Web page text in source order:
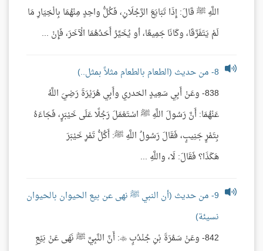
اللَّهِ ﷺ قَالَ: إِذَا تَبَايَعَ الرَّجُلَانِ، فَكُلُّ واحِدٍ مِنْهُمَا بِالْخِيَارِ مَا
لَمْ يَتَفَرَّقَا، وكَانَا جَمِيعًا، أو يُخَيِّرُ أَحَدُهُمَا الْآخَرَ، فَإِنْ ...
8- من حديث (الطعام بالطعام مثلاً بمثل..)
838- وعَنْ أَبِي سَعِيدٍ الخدري وأَبِي هُرَيْرَةَ رَضِيَ اللَّهُ
عَنْهُمَا: أَنَّ رَسُولَ اللَّهِ ﷺ اسْتَعْمَلَ رَجُلًا عَلَى خَيْبَرٍ، فَجَاءَهُ
بِتَمْرٍ جَنِيبٍ، فَقَالَ رَسُولُ اللَّهِ ﷺ: أَكُلُّ تَمْرِ خَيْبَرَ
هَكَذَا؟ فَقَالَ: لَا، واللَّهِ ...
9- من حديث (أن النبي ﷺ نهى عن بيع الحيوان بالحيوان
نسيئة)
842- وعَنْ سَمُرَةَ بْنِ جُنْدُبٍ : أَنَّ النَّبِيَّ ﷺ نَهَى عَنْ بَيْعِ